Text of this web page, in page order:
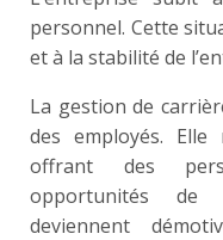
personnel. Cette
et à la stabilité de
La gestion de
des employés.
offrant des
opportunités de
deviennent